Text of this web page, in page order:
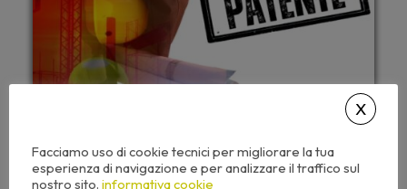
24,00€ + IVA
Facciamo uso di cookie tecnici per migliorare la tua
esperienza di navigazione e per analizzare il traffico sul
nostro sito. informativa cookie